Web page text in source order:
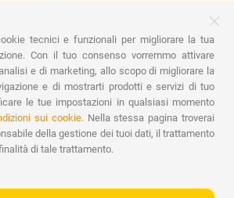
PRODOTTI
Auto A casa Pappa
Nanna
bebè Abbigliamento Gioco
Gift card
Idee regalo Camerette
Promozioni
Promozioni
Marchi
ASSISTENZA
tecnici e funzionali per migliorare la tua
Con il tuo consenso vorremmo attivare
e di marketing, allo scopo di migliorare la
e di mostrarti prodotti e servizi di tuo
le tue impostazioni in qualsiasi momento
sui cookie.Nella stessa pagina troverai
della gestione dei tuoi dati, il trattamento
di tale trattamento.